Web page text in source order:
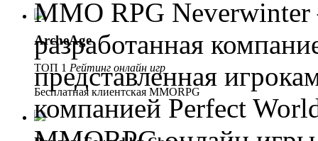
ArcheAge
ТОП 1 Рейтинг онлайн игр
Бесплатная клиентская MMORPG
MMO RPG Neverwinter
разработанная
представленная
компанией Perfect